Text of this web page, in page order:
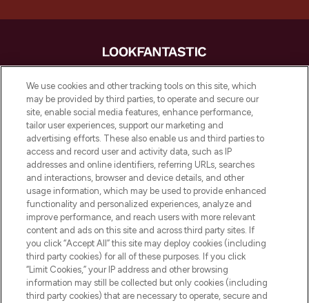
LOOKFANTASTIC is de ultieme online
beautybestemming van Europa, met de
beste huidverzorging, haarproducten en
make-up van meer dan 200 topmerken.
Shop online of via de app, met gratis
verzending vanaf €40.
Cookie-toestemming
Do Not Sell or Share My Personal
Information
HELP & INFORMATIE
BEDRIJFSINFORMATIE
We use cookies and other tracking tools on this site, which
may be provided by third parties, to operate and secure our
site, enable social media features, enhance performance,
tailor user experiences, support our marketing and
advertising efforts. These also enable us and third parties to
access and record user and activity data, such as IP
addresses and online identifiers, referring URLs, searches
and interactions, browser and device details, and other
usage information, which may be used to provide enhanced
functionality and personalized experiences, analyze and
improve performance, and reach users with more relevant
content and ads on this site and across third party sites. If
you click “Accept All” this site may deploy cookies (including
third party cookies) for all of these purposes. If you click
“Limit Cookies,” your IP address and other browsing
information may still be collected but only cookies (including
third party cookies) that are necessary to operate, secure and